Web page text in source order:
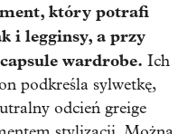
który potrafi
i legginsy, a przy
wardrobe. Ich
podkreśla sylwetkę,
odcień greige